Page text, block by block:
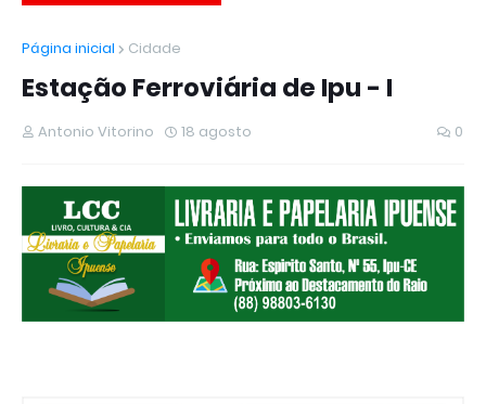
Página inicial Cidade
Estação Ferroviária de Ipu - I
Antonio Vitorino 18 agosto 0